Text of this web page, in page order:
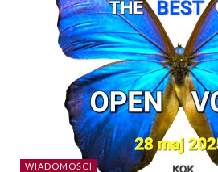
WIADOMOŚCI